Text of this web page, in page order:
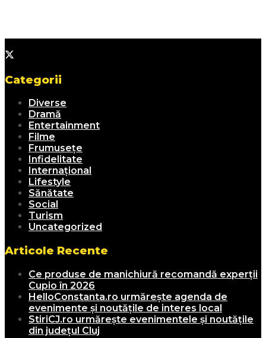
Categorii
Diverse
Dramă
Entertainment
Filme
Frumusețe
Infidelitate
Internațional
Lifestyle
Sănătate
Social
Turism
Uncategorized
Articole Recente
Ce produse de manichiură recomandă experții
Cupio în 2026
HelloConstanta.ro urmărește agenda de
evenimente și noutățile de interes local
StiriCJ.ro urmărește evenimentele și noutățile
din județul Cluj